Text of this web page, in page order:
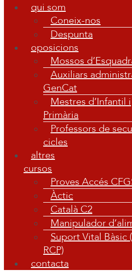
qui som
Coneix-nos
Despunta
oposicions
Mossos
Auxiliars
GenCat
Mestres d’Infantil i
Primària
Professors de
cicles
altres
cursos
Proves Accés
Àctic
Català C2
Manipulador
Suport Vital Bàsic
RCP)
contacta